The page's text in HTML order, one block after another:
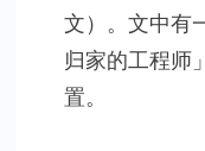
文）。文中有
归家的工程师
置。